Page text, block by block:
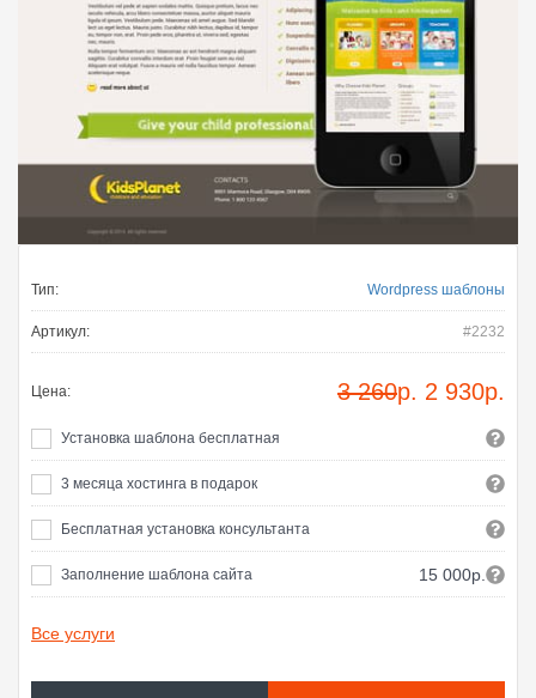
Тип: Wordpress шаблоны
Артикул: #2232
Цена: 3 260р. 2 930р.
Установка шаблона бесплатная
3 месяца хостинга в подарок
Бесплатная установка консультанта
Заполнение шаблона сайта 15 000р.
Все услуги